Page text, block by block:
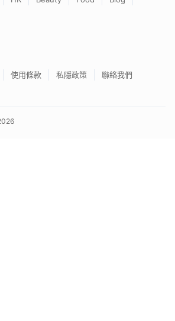
使用條款 私隱政策 聯絡我們